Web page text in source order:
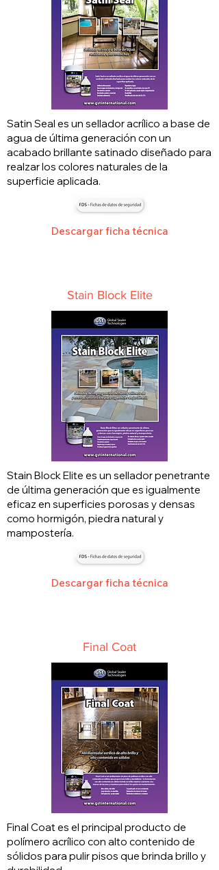
Satin Seal es un sellador acrílico a base de
agua de última generación con un
acabado brillante satinado diseñado para
realzar los colores naturales de la
superficie aplicada.
Descargar ficha técnica
Stain Block Elite
Stain Block Elite es un sellador penetrante
de última generación que es igualmente
eficaz en superficies porosas y densas
como hormigón, piedra natural y
mampostería.
Descargar ficha técnica
Final Coat
Final Coat es el principal producto de
polímero acrílico con alto contenido de
sólidos para pulir pisos que brinda brillo y